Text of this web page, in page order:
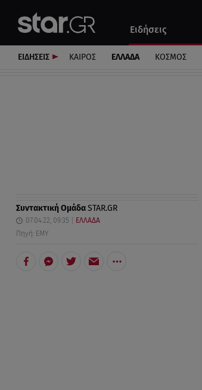
Ειδήσεις
Αυτοκίνητο
ΕΙΔΗΣΕΙΣ ΚΑΙΡΟΣ ΕΛΛΑΔΑ ΚΟΣΜΟΣ
Συντακτική ΟμάδαSTAR.GR
07.04.22, 09:35
ΕΛΛΑΔΑ
Πηγή: ΕΜΥ